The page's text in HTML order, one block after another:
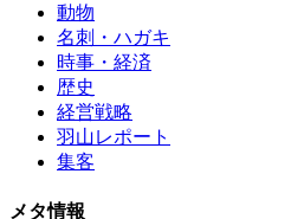
動物
名刺・ハガキ
時事・経済
歴史
経営戦略
羽山レポート
集客
メタ情報